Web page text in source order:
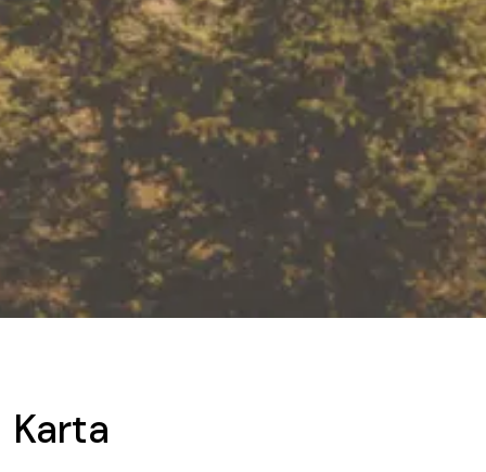
Karta